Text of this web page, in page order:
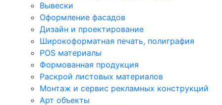
Вывески
Оформление фасадов
Дизайн и проектирование
Широкоформатная печать, полиграфия
POS материалы
Формованная продукция
Раскрой листовых материалов
Монтаж и сервис рекламных конструкций
Арт объекты